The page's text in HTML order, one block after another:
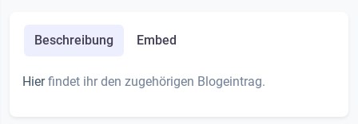
Beschreibung Embed
Hierfindet ihr den zugehörigen Blogeintrag.